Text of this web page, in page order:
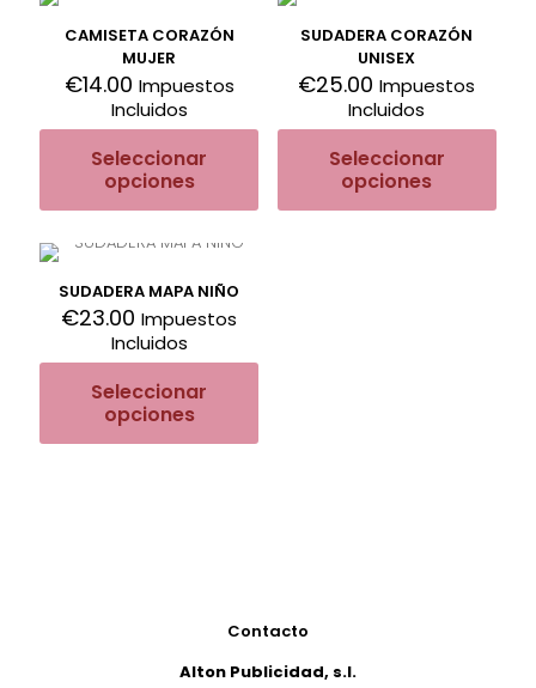
CAMISETA CORAZÓN
MUJER
€14.00 Impuestos
Incluidos
Seleccionar
opciones
SUDADERA CORAZÓN
UNISEX
€25.00 Impuestos
Incluidos
Seleccionar
opciones
SUDADERA MAPA NIÑO
€23.00 Impuestos
Incluidos
Seleccionar
opciones
Contacto
Alton Publicidad, s.l.